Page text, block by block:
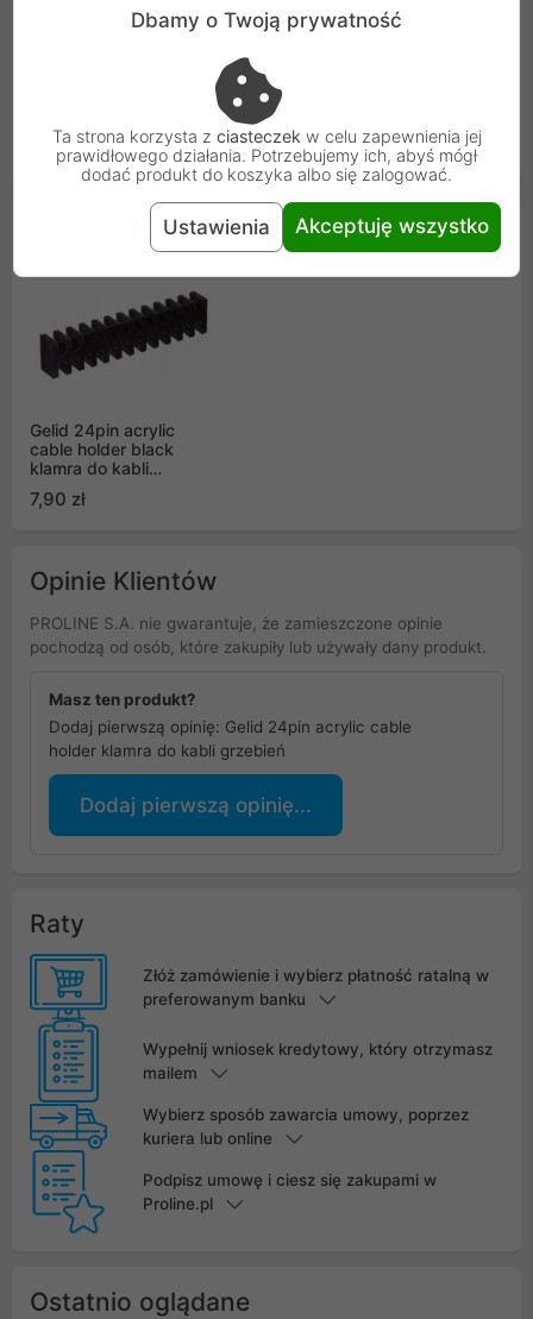
Gwarancja
24 miesiące
Osoba odpowiedzialna i bezpieczeństwo
Uniwersalna informacja o bezpieczeństwie
Podobne Produkty
Gelid 24pin acrylic
cable holder black
klamra do kabli
grzebień
7,90 zł
Opinie Klientów
PROLINE S.A. nie gwarantuje, że zamieszczone opinie
pochodzą od osób, które zakupiły lub używały dany produkt.
Masz ten produkt?
Dodaj pierwszą opinię: Gelid 24pin acrylic cable
holder klamra do kabli grzebień
Dodaj pierwszą opinię...
Raty
Złóż zamówienie i wybierz płatność ratalną w
preferowanym banku
Wypełnij wniosek kredytowy, który otrzymasz
mailem
Wybierz sposób zawarcia umowy, poprzez
kuriera lub online
Podpisz umowę i ciesz się zakupami w
Proline.pl
Ostatnio oglądane
Dbamy o Twoją prywatność
Ta strona korzysta z ciasteczek w celu zapewnienia jej
prawidłowego działania. Potrzebujemy ich, abyś mógł
dodać produkt do koszyka albo się zalogować.
Ustawienia Akceptuję wszystko